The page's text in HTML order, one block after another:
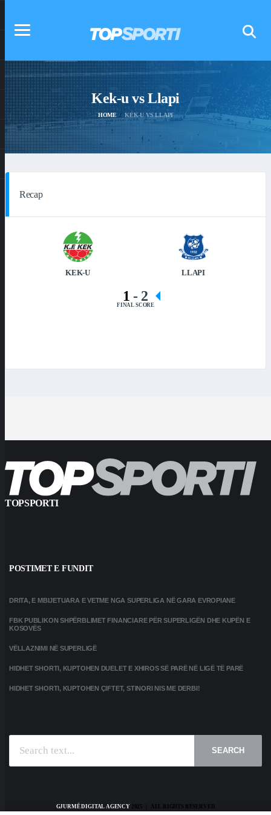
Kek-u vs Llapi
HOME KEK-U VS LLAPI
Recap
KEK-U LLAPI
1- 2
FINAL SCORE
TOPSPORTI
POSTIMET E FUNDIT
DRITA, E MBIJETUARA E VETME NGA SUPERLIGA NË GARA EVROPIANE
FBK PUBLIKON SHPËRBLIMET FINANCIARE PËR SUPERLIGËN DHE KUPËN E
KOSOVËS
VËLLAZNIMI NË SUPERLIGË
HIDHET SHORTI, KUPTOHEN DUELET E XHIROS SË PARË NË LIGË TË PARË
HIDHET SHORTI, KUPTOHEN ÇIFTET, STINORI NIS ME DERBI!
SEARCH
GJURMË DIGITAL AGENCY2025 | ALL RIGHTS RESERVED